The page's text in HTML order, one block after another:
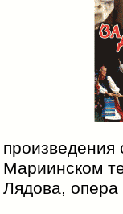
произведения
Мариинском
Лядова,